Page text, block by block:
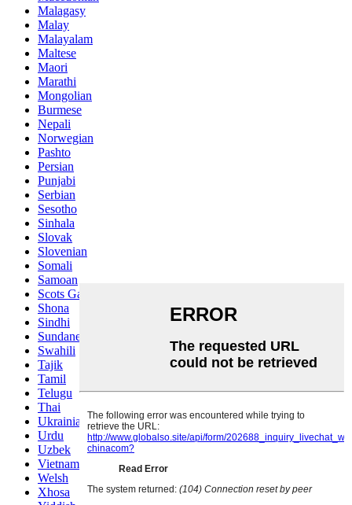
Malagasy
Malay
Malayalam
Maltese
Maori
Marathi
Mongolian
Burmese
Nepali
Norwegian
Pashto
Persian
Punjabi
Serbian
Sesotho
Sinhala
Slovak
Slovenian
Somali
Samoan
Scots Gaelic
Shona
Sindhi
Sundanese
Swahili
Tajik
Tamil
Telugu
Thai
Ukrainian
Urdu
Uzbek
Vietnamese
Welsh
Xhosa